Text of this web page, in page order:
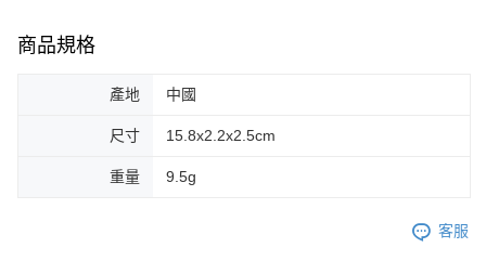
商品規格
產地 中國
尺寸 15.8x2.2x2.5cm
重量 9.5g
客服